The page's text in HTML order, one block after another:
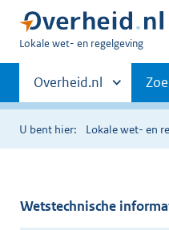
U
hier:
Lokale wet- en regelgeving
Primaire
navigatie
Andere
sites
binnen
Overheid.nl
U bent hier: Lokale wet- en
Wetstechnische